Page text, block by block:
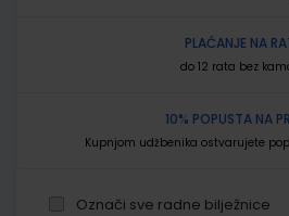
PLAĆANJE NA
do 12 rata bez
10% POPUSTA NA
Kupnjom udžbenika ostvarujete
Označi sve radne bilježnice